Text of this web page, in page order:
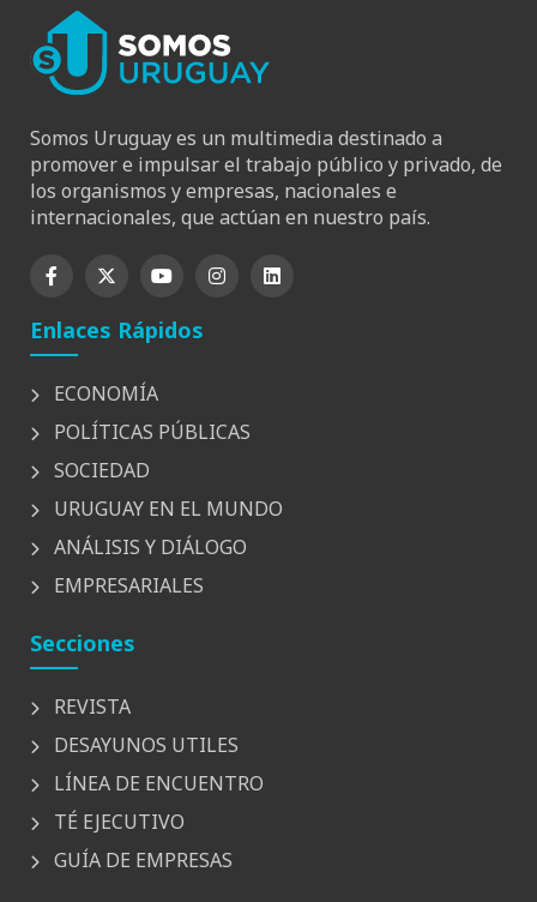
Somos Uruguay es un multimedia destinado a
promover e impulsar el trabajo público y privado, de
los organismos y empresas, nacionales e
internacionales, que actúan en nuestro país.
Enlaces Rápidos
ECONOMÍA
POLÍTICAS PÚBLICAS
SOCIEDAD
URUGUAY EN EL MUNDO
ANÁLISIS Y DIÁLOGO
EMPRESARIALES
Secciones
REVISTA
DESAYUNOS UTILES
LÍNEA DE ENCUENTRO
TÉ EJECUTIVO
GUÍA DE EMPRESAS